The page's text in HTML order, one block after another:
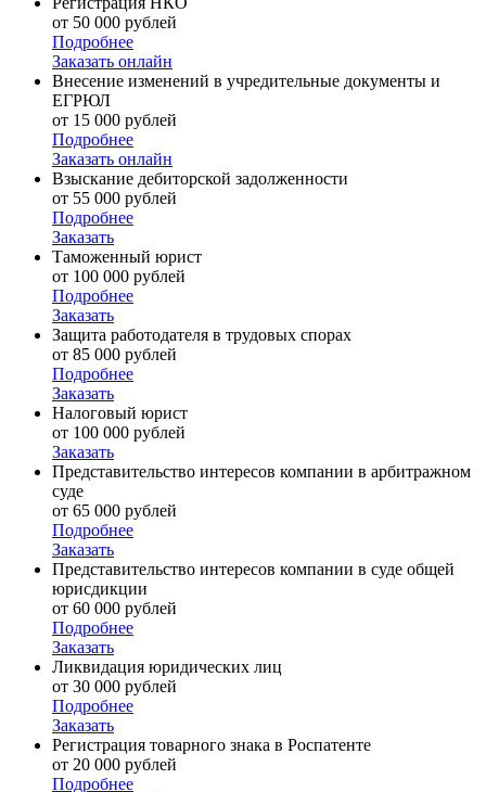
от 50 000 рублей
Подробнее
Заказать онлайн
Внесение изменений в учредительные документы и
ЕГРЮЛ
от 15 000 рублей
Подробнее
Заказать онлайн
Взыскание дебиторской задолженности
от 55 000 рублей
Подробнее
Заказать
Таможенный юрист
от 100 000 рублей
Подробнее
Заказать
Защита работодателя в трудовых спорах
от 85 000 рублей
Подробнее
Заказать
Налоговый юрист
от 100 000 рублей
Заказать
Представительство интересов компании в арбитражном
суде
от 65 000 рублей
Подробнее
Заказать
Представительство интересов компании в суде общей
юрисдикции
от 60 000 рублей
Подробнее
Заказать
Ликвидация юридических лиц
от 30 000 рублей
Подробнее
Заказать
Регистрация товарного знака в Роспатенте
от 20 000 рублей
Подробнее